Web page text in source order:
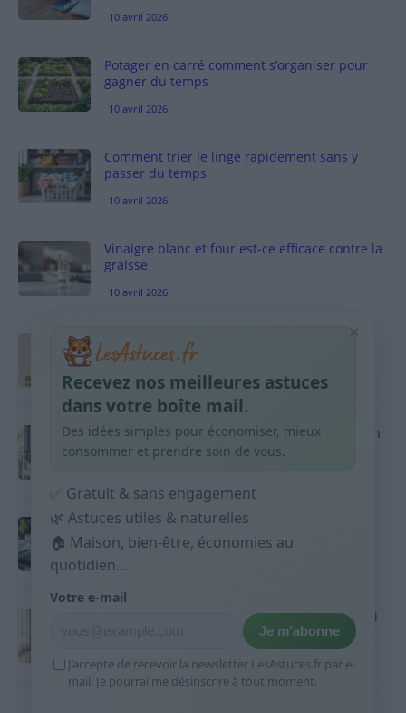
10 avril 2026
Potager en carré comment s’organiser pour
gagner du temps
10 avril 2026
Comment trier le linge rapidement sans y
passer du temps
10 avril 2026
Vinaigre blanc et four est-ce efficace contre la
graisse
10 avril 2026
Taches pigmentaires : routine simple +
habitudes qui aident
9 avril 2026
Produits ménagers : comment économiser en
courses sans acheter 10 sprays
Budget mensuel : méthode rapide pour
répartir son salaire dès le jour de paie
9 avril 2026
Sport 10 minutes par jour est-ce utile et quoi
9 avril 2026
×
Recevez nos meilleures astuces
dans votre boîte mail.
Des idées simples pour économiser, mieux
consommer et prendre soin de vous.
✅ Gratuit & sans engagement
🌿 Astuces utiles & naturelles
🏠 Maison, bien-être, économies au
quotidien...
Votre e-mail
Je m’abonne
J’accepte de recevoir la newsletter LesAstuces.fr par e-
mail. Je pourrai me désinscrire à tout moment.